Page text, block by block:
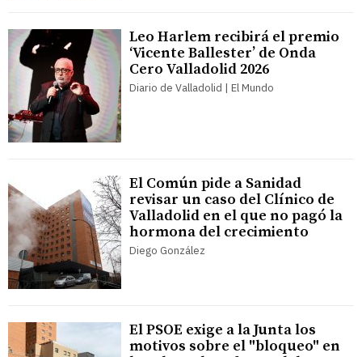
Leo Harlem recibirá el premio
‘Vicente Ballester’ de Onda
Cero Valladolid 2026
Diario de Valladolid | El Mundo
El Común pide a Sanidad
revisar un caso del Clínico de
Valladolid en el que no pagó la
hormona del crecimiento
Diego González
El PSOE exige a la Junta los
motivos sobre el "bloqueo" en